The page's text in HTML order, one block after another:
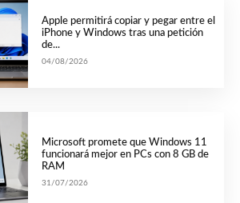
Apple permitirá copiar y pegar entre el
iPhone y Windows tras una petición
de...
04/08/2026
Microsoft promete que Windows 11
funcionará mejor en PCs con 8 GB de
RAM
31/07/2026